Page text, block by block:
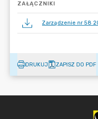
ZAŁĄCZNIKI
Zarządzenie nr 58
DRUKUJ ZAPISZ DO PDF